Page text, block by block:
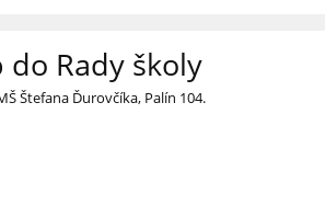
Rady školy
Štefana Ďurovčíka, Palín 104.